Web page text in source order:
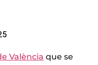
València que se